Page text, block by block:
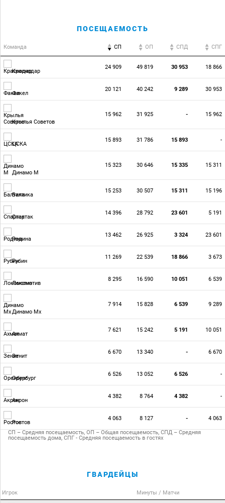
ПОСЕЩАЕМОСТЬ
Команда СП ОП CПД CПГ
Краснодар
24 909 49 819 30 953 18 866
Факел
20 121 40 242 9 289 30 953
Крылья Советов
15 962 31 925 - 15 962
ЦСКА
15 893 31 786 15 893 -
Динамо М
15 323 30 646 15 335 15 311
Балтика
15 253 30 507 15 311 15 196
Спартак
14 396 28 792 23 601 5 191
Родина
13 462 26 925 3 324 23 601
Рубин
11 269 22 539 18 866 3 673
Локомотив
8 295 16 590 10 051 6 539
Динамо Мх
7 914 15 828 6 539 9 289
Ахмат
7 621 15 242 5 191 10 051
Зенит
6 670 13 340 - 6 670
Оренбург
6 526 13 052 6 526 -
Акрон
4 382 8 764 4 382 -
Ростов
4 063 8 127 - 4 063
СП – Средняя посещаемость, ОП – Общая посещаемость, СПД – Средняя
посещаемость дома, СПГ - Средняя посещаемость в гостях
ГВАРДЕЙЦЫ
Игрок Минуты / Матчи